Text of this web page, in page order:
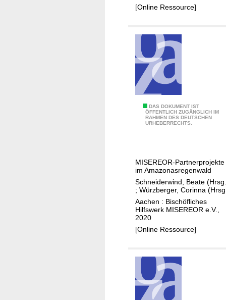
[Online Ressource]
DAS DOKUMENT IST
ÖFFENTLICH ZUGÄNGLICH IM
RAHMEN DES DEUTSCHEN
URHEBERRECHTS.
n
i
e
n
:
e
i
L
b
MISEREOR-Partnerprojekte
im Amazonasregenwald
Schneiderwind, Beate
; Würzberger, Corinna
Aachen : Bischöfliches
Hilfswerk MISEREOR e.V.,
2020
[Online Ressource]